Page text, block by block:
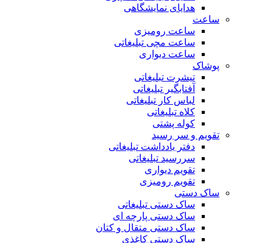
هدایای نمایشگاهی
ساعت
ساعت رومیزی
ساعت مچی تبلیغاتی
ساعت دیواری
پوشاک
تیشرت تبلیغاتی
آفتابگیر تبلیغاتی
لباس کار تبلیغاتی
کلاه تبلیغاتی
کوله پشتی
تقویم و سر رسید
دفتر یادداشت تبلیغاتی
سررسید تبلیغاتی
تقویم دیواری
تقویم رومیزی
ساک دستی
ساک دستی تبلیغاتی
ساک دستی پارچه ای
ساک دستی متقال و کتان
ساک دستی کاغذی